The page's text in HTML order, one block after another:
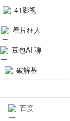
画-官网
动漫综合
41影视-
聚合最近好
看的电视剧
最新电影网
站-41影视为
成全短剧电
视剧、电视
看片狂人
- 高清视频资
源免费在线
观看
豆包AI 聊
天智能对话
网页版入口
破解基
整合当前互
联网最新最
百度